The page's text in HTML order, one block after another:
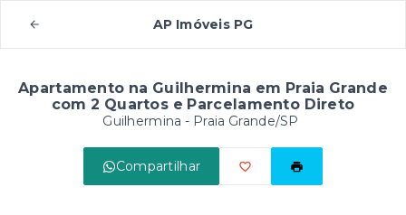
AP Imóveis PG
Apartamento na Guilhermina em Praia Grande
com 2 Quartos e Parcelamento Direto
Guilhermina - Praia Grande/SP
Compartilhar